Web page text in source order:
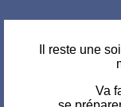
Il reste une
Va